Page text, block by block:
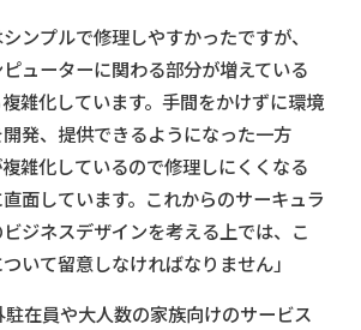
シンプルで修理しやすかったですが、
ューターに関わる部分が増えている
雑化しています。手間をかけずに環境
発、提供できるようになった一方
雑化しているので修理しにくくなる
面しています。これからのサーキュラ
ジネスデザインを考える上では、こ
いて留意しなければなりません」
在員や大人数の家族向けのサービス